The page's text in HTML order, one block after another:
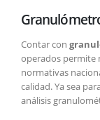
Contar con
operados permite
normativas
calidad. Ya sea
análisis